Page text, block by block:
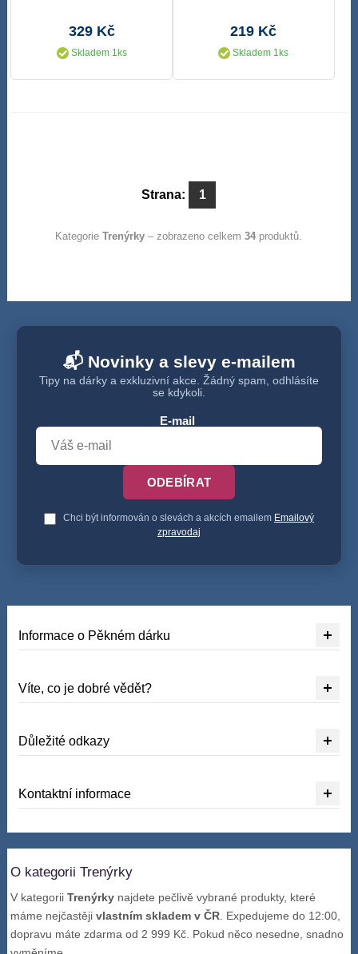
329 Kč
Skladem 1ks
219 Kč
Skladem 1ks
Strana: 1
KategorieTrenýrky – zobrazeno celkem34 produktů.
📬 Novinky a slevy e-mailem
Tipy na dárky a exkluzivní akce. Žádný spam, odhlásíte
se kdykoli.
E-mail
ODEBÍRAT
Chci být informován o slevách a akcích emailem Emailový
zpravodaj
Informace o Pěkném dárku
Víte, co je dobré vědět?
Důležité odkazy
Kontaktní informace
O kategorii Trenýrky
V kategoriiTrenýrky najdete pečlivě vybrané produkty, které
máme nejčastějivlastním skladem v ČR . Expedujeme do 12:00,
dopravu máte zdarma od 2 999 Kč. Pokud něco nesedne, snadno